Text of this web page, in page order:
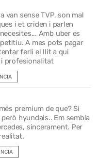
van sense TVP, son mal
i et criden i parlen
Amb uber es
A mes pots pagar
ferli el llit a qui
i profesionalitat
premium de que? Si
hyundais.. Em sembla
sincerament. Per